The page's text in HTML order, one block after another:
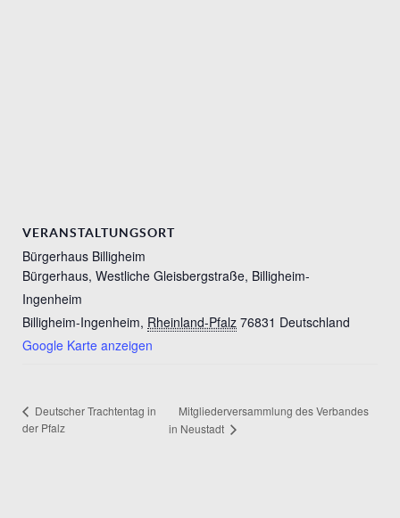
VERANSTALTUNGSORT
Bürgerhaus Billigheim
Bürgerhaus, Westliche Gleisbergstraße, Billigheim-
Ingenheim
Billigheim-Ingenheim, Rheinland-Pfalz 76831 Deutschland
Google Karte anzeigen
Deutscher Trachtentag in
der Pfalz
Mitgliederversammlung des Verbandes
in Neustadt